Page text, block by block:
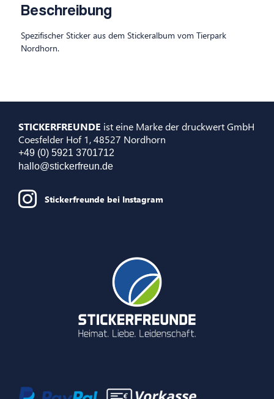
Beschreibung
Spezifischer Sticker aus dem Stickeralbum vom Tierpark
Nordhorn.
STICKERFREUNDE ist eine Marke der druckwert GmbH
Coesfelder Hof 1, 48527 Nordhorn
+49 (0) 5921 3701712
hallo@stickerfreun.de
Stickerfreunde bei Instagram